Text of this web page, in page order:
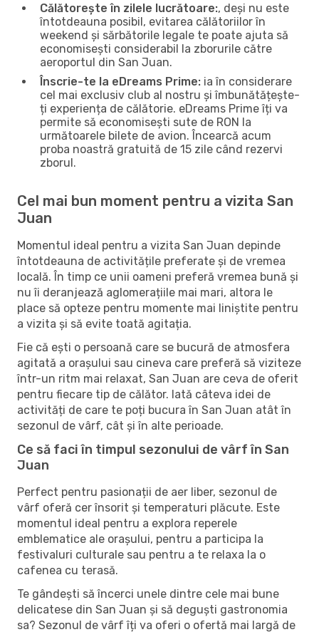
Călătorește în zilele lucrătoare:, deși nu este
întotdeauna posibil, evitarea călătoriilor în
weekend și sărbătorile legale te poate ajuta să
economisești considerabil la zborurile către
aeroportul din San Juan.
Înscrie-te la eDreams Prime: ia în considerare
cel mai exclusiv club al nostru și îmbunătățește-
ți experiența de călătorie. eDreams Prime îți va
permite să economisești sute de RON la
următoarele bilete de avion. Încearcă acum
proba noastră gratuită de 15 zile când rezervi
zborul.
Cel mai bun moment pentru a vizita San
Juan
Momentul ideal pentru a vizita San Juan depinde
întotdeauna de activitățile preferate și de vremea
locală. În timp ce unii oameni preferă vremea bună și
nu îi deranjează aglomerațiile mai mari, altora le
place să opteze pentru momente mai liniștite pentru
a vizita și să evite toată agitația.
Fie că ești o persoană care se bucură de atmosfera
agitată a orașului sau cineva care preferă să viziteze
într-un ritm mai relaxat, San Juan are ceva de oferit
pentru fiecare tip de călător. Iată câteva idei de
activități de care te poți bucura în San Juan atât în ​​
sezonul de vârf, cât și în alte perioade.
Ce să faci în timpul sezonului de vârf în San
Juan
Perfect pentru pasionații de aer liber, sezonul de
vârf oferă cer însorit și temperaturi plăcute. Este
momentul ideal pentru a explora reperele
emblematice ale orașului, pentru a participa la
festivaluri culturale sau pentru a te relaxa la o
cafenea cu terasă.
Te gândești să încerci unele dintre cele mai bune
delicatese din San Juan și să deguști gastronomia
sa? Sezonul de vârf îți va oferi o ofertă mai largă de